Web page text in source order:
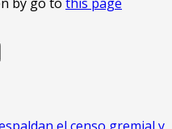
by go to this page